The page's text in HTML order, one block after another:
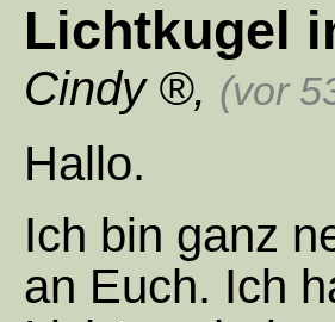
Lichtkugel
Cindy , (vor
Hallo.
Ich bin ganz
an Euch. Ich